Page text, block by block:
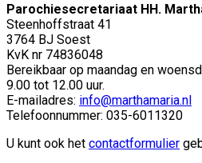
Parochiesecretariaat HH.
Steenhoffstraat 41
3764 BJ Soest
KvK nr 74836048
Bereikbaar op maandag en
9.00 tot 12.00 uur.
E-mailadres: info@marthamaria.nl
Telefoonnummer: 035-6011320
U kunt ook het contactformulier